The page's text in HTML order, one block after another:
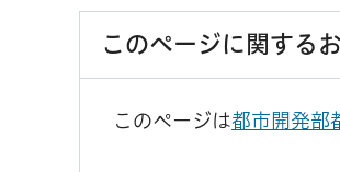
このページに関する
このページは都市開発部